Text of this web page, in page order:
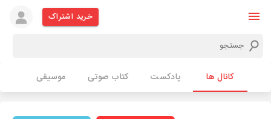
خرید اشتراک
کانال ها پادکست کتاب صوتی موسیقی